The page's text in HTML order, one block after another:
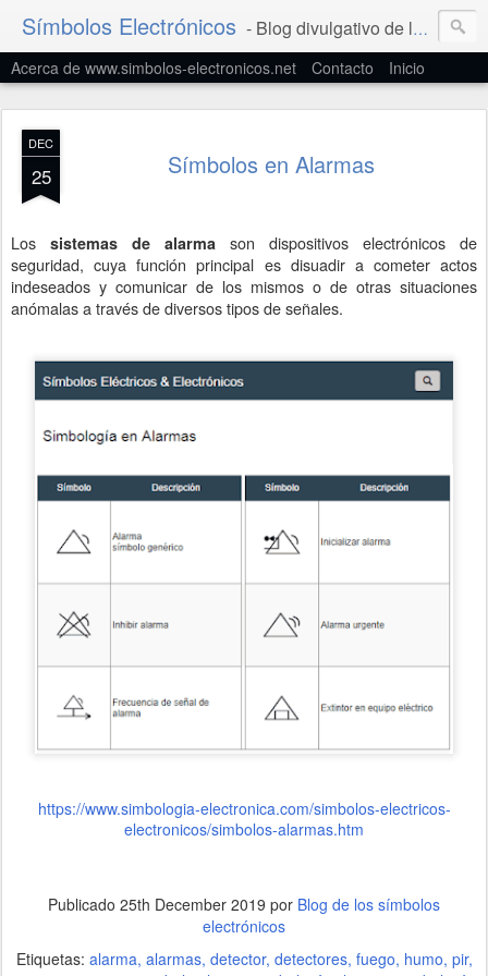
Símbolos Electrónicos - Blog divulgativo de la Simbología Eléctrica y Electrónica
Acerca de www.simbolos-electronicos.net Contacto Inicio
DEC
25 Símbolos en Alarmas
Los sistemas de alarma son dispositivos electrónicos de
seguridad, cuya función principal es disuadir a cometer actos
indeseados y comunicar de los mismos o de otras situaciones
anómalas a través de diversos tipos de señales.
https://www.simbologia-electronica.com/simbolos-electricos-
electronicos/simbolos-alarmas.htm
Publicado 25th December 2019 por Blog de los símbolos
electrónicos
Etiquetas: alarma alarmas detector detectores fuego humo pir